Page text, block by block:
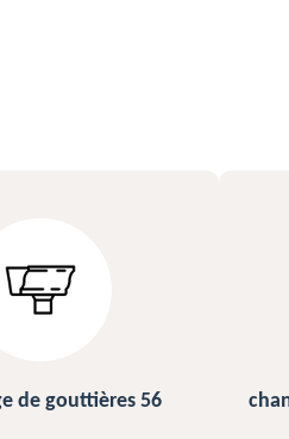
et pose de gouttière